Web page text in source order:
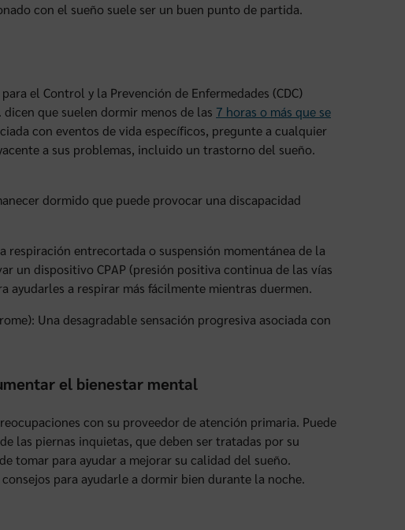
con el sueño suele ser un buen punto de partida.
el Control y la Prevención de Enfermedades (CDC)
que suelen dormir menos de las 7 horas o más que se
con eventos de vida específicos, pregunte a cualquier
a sus problemas, incluido un trastorno del sueño.
dormido que puede provocar una discapacidad
entrecortada o suspensión momentánea de la
un dispositivo CPAP (presión positiva continua de las vías
a respirar más fácilmente mientras duermen.
Una desagradable sensación progresiva asociada con
el bienestar mental
con su proveedor de atención primaria. Puede
las piernas inquietas, que deben ser tratadas por su
tomar para ayudar a mejorar su calidad del sueño.
para ayudarle a dormir bien durante la noche.